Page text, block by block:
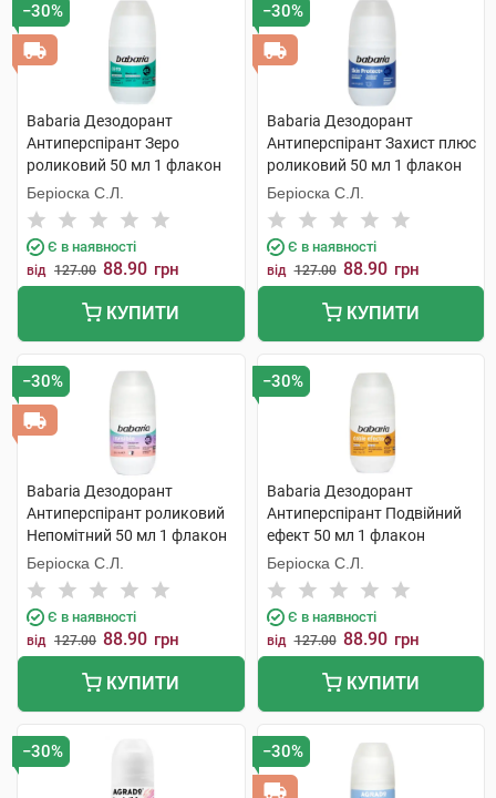
−30%
Babaria Дезодорант
Антиперспірант Зеро
роликовий 50 мл 1 флакон
Беріоска С.Л.
Є в наявності
від 127.00 88.90 грн
КУПИТИ
−30%
Babaria Дезодорант
Антиперспірант Захист плюс
роликовий 50 мл 1 флакон
Беріоска С.Л.
Є в наявності
від 127.00 88.90 грн
КУПИТИ
−30%
Babaria Дезодорант
Антиперспірант роликовий
Непомітний 50 мл 1 флакон
Беріоска С.Л.
Є в наявності
від 127.00 88.90 грн
КУПИТИ
−30%
Babaria Дезодорант
Антиперспірант Подвійний
ефект 50 мл 1 флакон
Беріоска С.Л.
Є в наявності
від 127.00 88.90 грн
КУПИТИ
−30% −30%